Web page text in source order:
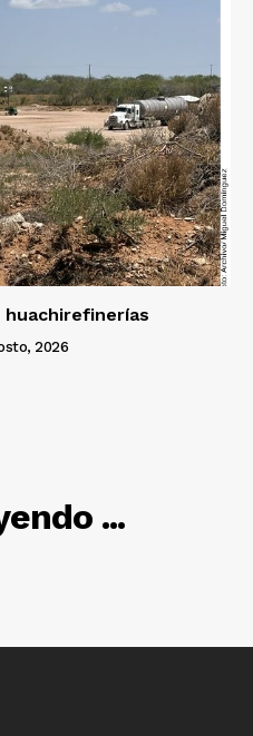
huachirefinerías
2026
...